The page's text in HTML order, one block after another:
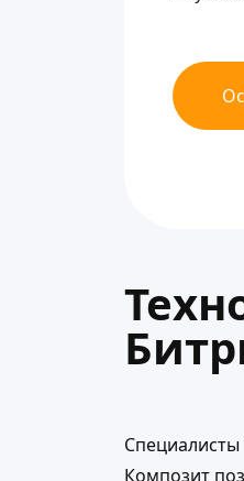
Специалисты
Композит